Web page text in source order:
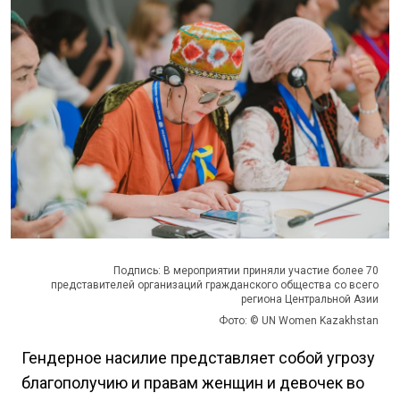
Подпись: В мероприятии приняли участие более 70
представителей организаций гражданского общества со всего
региона Центральной Азии
Фото: © UN Women Kazakhstan
Гендерное насилие представляет собой угрозу
благополучию и правам женщин и девочек во